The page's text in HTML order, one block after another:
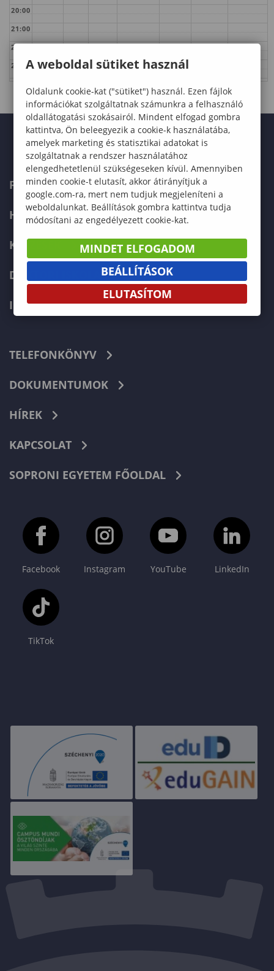
20:00
21:00
22:00
23:00
FELVÉTELIZŐKNEK
HALLGATÓKNAK
KÉPZÉSEK
DOKTORI ISKOLA
INTERNATIONAL
TELEFONKÖNYV
DOKUMENTUMOK
HÍREK
KAPCSOLAT
SOPRONI EGYETEM FŐOLDAL
Facebook Instagram YouTube LinkedIn
TikTok
A weboldal sütiket használ
Oldalunk cookie-kat ("sütiket") használ. Ezen fájlok
információkat szolgáltatnak számunkra a felhasználó
oldallátogatási szokásairól. Mindent elfogad gombra
kattintva, Ön beleegyezik a cookie-k használatába,
amelyek marketing és statisztikai adatokat is
szolgáltatnak a rendszer használatához
elengedhetetlenül szükségeseken kívül. Amennyiben
minden cookie-t elutasít, akkor átirányítjuk a
google.com-ra, mert nem tudjuk megjeleníteni a
weboldalunkat. Beállítások gombra kattintva tudja
módosítani az engedélyezett cookie-kat.
MINDET ELFOGADOM
BEÁLLÍTÁSOK
ELUTASÍTOM